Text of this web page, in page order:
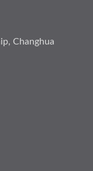
Changhua